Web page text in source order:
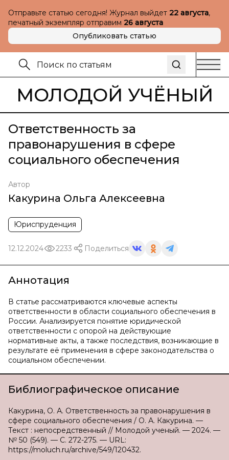
Отправьте статью сегодня! Журнал выйдет 22 августа,
печатный экземпляр отправим 26 августа
Опубликовать статью
МОЛОДОЙ УЧЁНЫЙ
Ответственность за
правонарушения в сфере
социального обеспечения
Автор
Какурина Ольга Алексеевна
Юриспруденция
12.12.2024 2233 Поделиться
Аннотация
В статье рассматриваются ключевые аспекты
ответственности в области социального обеспечения в
России. Анализируется понятие юридической
ответственности с опорой на действующие
нормативные акты, а также последствия, возникающие в
результате её применения в сфере законодательства о
социальном обеспечении.
Библиографическое описание
Какурина, О. А. Ответственность за правонарушения в
сфере социального обеспечения / О. А. Какурина. —
Текст : непосредственный // Молодой ученый. — 2024. —
№ 50 (549). — С. 272-275. — URL:
https://moluch.ru/archive/549/120432.